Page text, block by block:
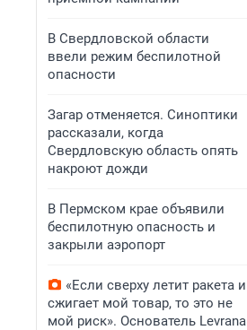
В Свердловской области
ввели режим беспилотной
опасности
Загар отменяется. Синоптики
рассказали, когда
Свердловскую область опять
накроют дожди
В Пермском крае объявили
беспилотную опасность и
закрыли аэропорт
«Если сверху летит ракета и
сжигает мой товар, то это не
мой риск». Основатель Levrana